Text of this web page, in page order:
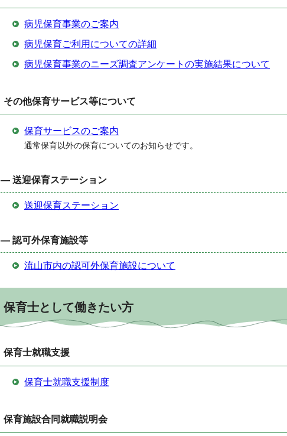
病児保育事業のご案内
病児保育ご利用についての詳細
病児保育事業のニーズ調査アンケートの実施結果について
その他保育サービス等について
保育サービスのご案内
通常保育以外の保育についてのお知らせです。
— 送迎保育ステーション
送迎保育ステーション
— 認可外保育施設等
流山市内の認可外保育施設について
保育士として働きたい方
保育士就職支援
保育士就職支援制度
保育施設合同就職説明会